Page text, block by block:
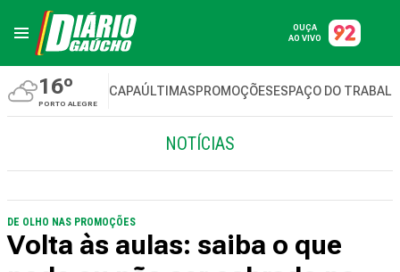
OUÇA
AO VIVO
16º
PORTO ALEGRE
CAPAÚLTIMASPROMOÇÕESESPAÇO DO
NOTÍCIAS
DE OLHO NAS PROMOÇÕES
Volta às aulas: saiba o que